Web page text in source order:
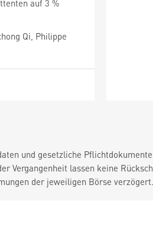
auf 3 %
Qi, Philippe
und gesetzliche
Vergangenheit lassen keine
der jeweiligen Börse